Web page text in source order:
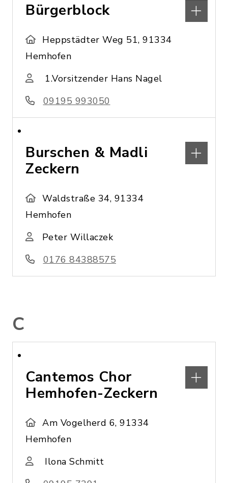
Bürgerblock
Heppstädter Weg 51, 91334
Hemhofen
1.Vorsitzender Hans Nagel
09195 993050
Burschen & Madli
Zeckern
Waldstraße 34, 91334
Hemhofen
Peter Willaczek
0176 84388575
C
Cantemos Chor
Hemhofen-Zeckern
Am Vogelherd 6, 91334
Hemhofen
Ilona Schmitt